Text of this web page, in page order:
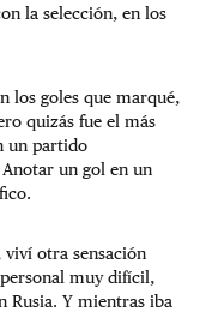
la selección, en los
los goles que marqué,
quizás fue el más
un partido
un gol en un
otra sensación
muy difícil,
Rusia. Y mientras iba